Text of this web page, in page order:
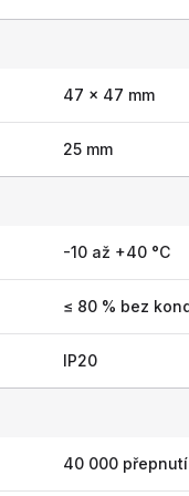
47 × 47 mm
25 mm
-10 až +40 °C
≤ 80 % bez
IP20
40 000 přepnutí